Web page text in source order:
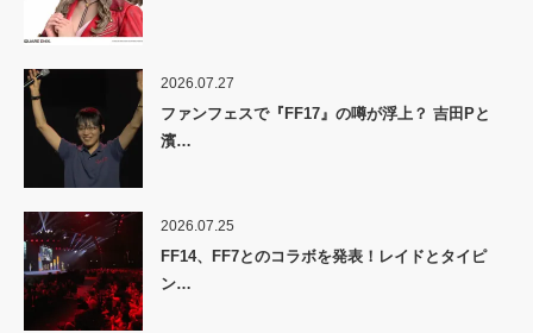
2026.07.27
ファンフェスで『FF17』の噂が浮上？ 吉田Pと
濱…
2026.07.25
FF14、FF7とのコラボを発表！レイドとタイピ
ン…